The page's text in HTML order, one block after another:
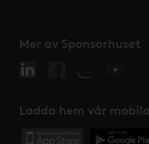
Mer av Sponsorhuset
Ladda hem vår